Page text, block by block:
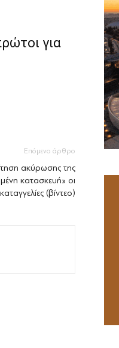
για
Επόμενο άρθρο
ακύρωσης της
κατασκευή» οι
καταγγελίες (βίντεο)